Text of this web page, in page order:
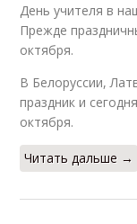
День учителя в
Прежде
октября.
В Белоруссии,
праздник и
октября.
Читать дальше →